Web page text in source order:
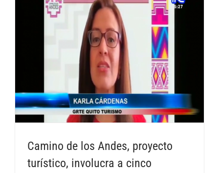
Camino de los Andes, proyecto
turístico, involucra a cinco